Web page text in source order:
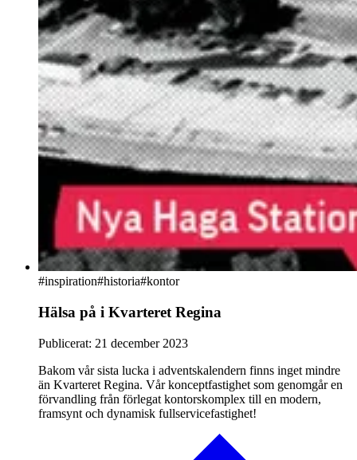
#inspiration#historia#kontor
Hälsa på i Kvarteret Regina
Publicerat: 21 december 2023
Bakom vår sista lucka i adventskalendern finns inget mindre
än Kvarteret Regina. Vår konceptfastighet som genomgår en
förvandling från förlegat kontorskomplex till en modern,
framsynt och dynamisk fullservicefastighet!